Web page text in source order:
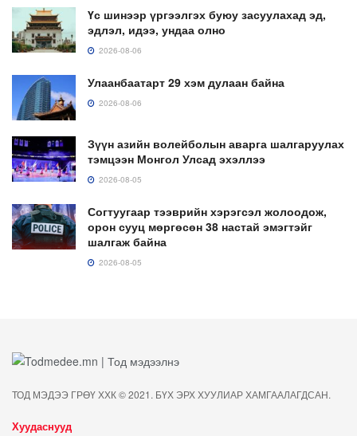
Үс шинээр үргээлгэх буюу засуулахад эд,
эдлэл, идээ, ундаа олно
2026-08-06
Улаанбаатарт 29 хэм дулаан байна
2026-08-06
Зүүн азийн волейболын аварга шалгаруулах
тэмцээн Монгол Улсад эхэллээ
2026-08-05
Согтуугаар тээврийн хэрэгсэл жолоодож,
орон сууц мөргөсөн 38 настай эмэгтэйг
шалгаж байна
2026-08-05
ТОД МЭДЭЭ ГРӨҮ ХХК © 2021. БҮХ ЭРХ ХУУЛИАР ХАМГААЛАГДСАН.
Хуудаснууд